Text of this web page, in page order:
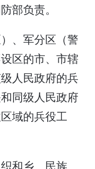
部负责。
、军分区（警
区的市、市辖
人民政府的兵
同级人民政府
域的兵役工
和乡、民族